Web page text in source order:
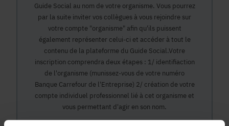
Guide Social au nom de votre organisme. Vous pourrez
par la suite inviter vos collègues à vous rejoindre sur
votre compte "organisme" afin qu'ils puissent
également représenter celui-ci et accéder à tout le
contenu de la plateforme du Guide Social.Votre
inscription comprendra deux étapes : 1/ identifiaction
de l'organisme (munissez-vous de votre numéro
Banque Carrefour de l'Entreprise) 2/ création de votre
compte individuel professionnel lié à cet organisme et
vous permettant d'agir en son nom.